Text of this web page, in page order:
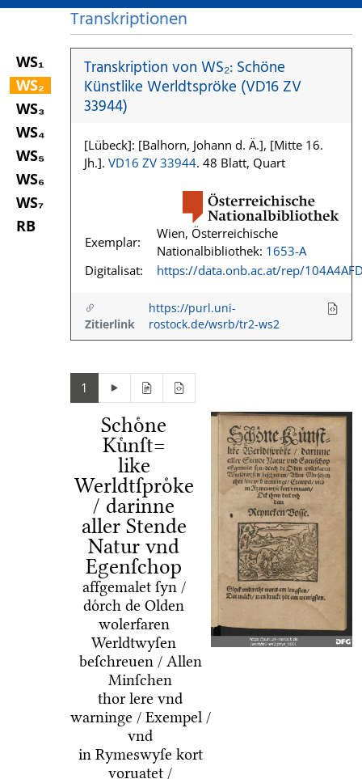
WS₁
WS₂
WS₃
WS₄
WS₅
WS₆
WS₇
RB
Transkriptionen
Transkription von WS₂: Schöne
Künstlike Werldtspröke (VD16 ZV
33944)
[Lübeck]: [Balhorn, Johann d. Ä.], [Mitte 16.
Jh.]. VD16 ZV 33944. 48 Blatt, Quart
Exemplar:
Wien, Österreichische
Nationalbibliothek: 1653-A
Digitalisat:
https://data.onb.ac.at/rep/
Zitierlink
https://purl.uni-
rostock.de/wsrb/tr2-ws2
1
Schoͤne
Kuͤnſt=
like
Werldtſproͤke
/ darinne
aller Stende
Natur vnd
Egenſchop
affgemalet ſyn /
doͤrch de Olden
wolerfaren
Werldtwyſen
beſchreuen / Allen
Minſchen
thor lere vnd
warninge / Exempel /
vnd
in Rymeswyſe kort
voruatet /